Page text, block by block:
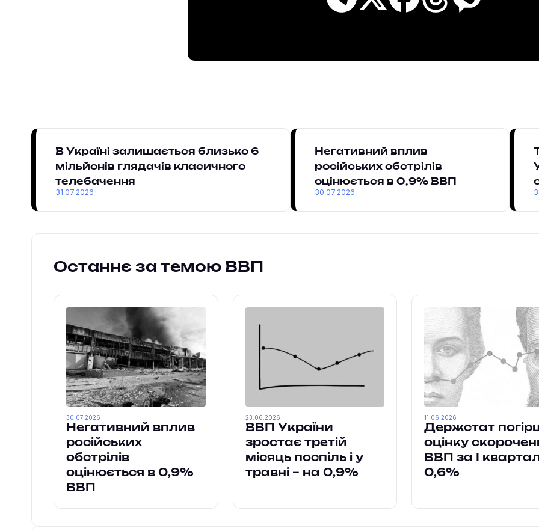
В Україні залишається близько 6
мільйонів глядачів класичного
телебачення
31.07.2026
Негативний вплив
російських обстрілів
оцінюється в 0,9% ВВП
30.07.2026
Останнє за темою ВВП
Негативний вплив
російських
обстрілів
оцінюється в 0,9%
ВВП
30.07.2026
ВВП України
зростає третій
місяць поспіль і у
травні – на 0,9%
23.06.2026
Держстат
оцінку
ВВП за І
0,6%
11.06.2026